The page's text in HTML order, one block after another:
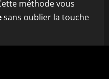
méthode vous
sans oublier la touche